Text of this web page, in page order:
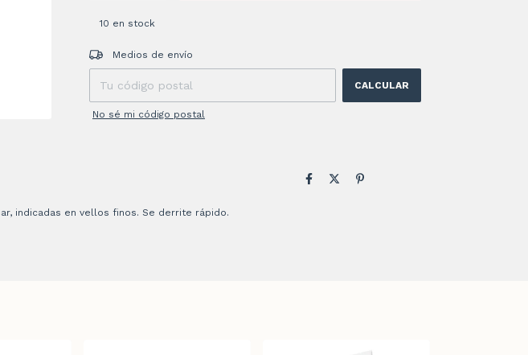
10 en stock
Entregas para el CP:
Medios de envío
CALCULAR
No sé mi código postal
indicadas en vellos finos. Se derrite rápido.